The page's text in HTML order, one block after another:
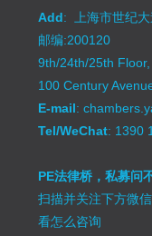
Add: 上海市世纪
邮编:200120
9th/24th/25th
100 Century
E-mail:
Tel/WeChat: 1390
PE法律桥，私募问
扫描并关注下方微
看怎么咨询